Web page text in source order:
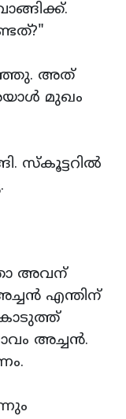
അത്
മുഖം
സ്കൂട്ടറില്‍
അവന്
എന്തിന്
അച്ചന്‍.